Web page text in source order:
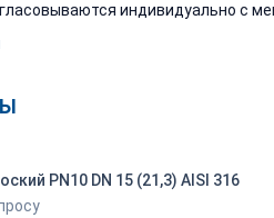
индивидуально с
Фланец плоский PN10 DN 15 (21,3) AISI 316